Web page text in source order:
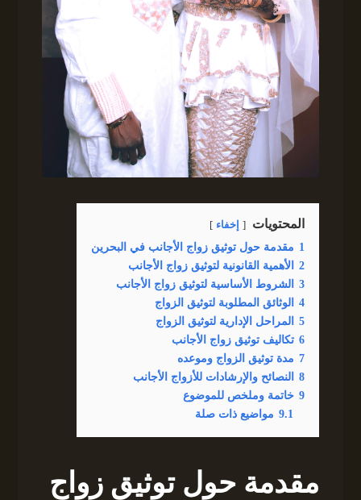
المحتويات إخفاء
1 مقدمة حول توثيق زواج الأجانب في البحرين
2 الأهمية القانونية لتوثيق زواج الأجانب
3 الشروط الأساسية لتوثيق زواج الأجانب
4 الوثائق المطلوبة لتوثيق الزواج
5 المراحل الإدارية لتوثيق الزواج
6 تكاليف توثيق زواج الأجانب
7 مدة توثيق الزواج وموعده
8 النصائح والإرشادات للأزواج الأجانب
9 خاتمة وملخص للموضوع
9.1 مواضيع ذات صلة
مقدمة حول توثيق زواج